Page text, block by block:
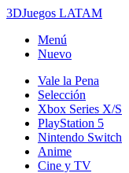
3DJuegos LATAM
Menú
Nuevo
Vale la Pena
Selección
Xbox Series X/S
PlayStation 5
Nintendo Switch
Anime
Cine y TV